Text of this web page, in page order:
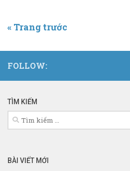
« Trang trước
FOLLOW:
TÌM KIẾM
Tìm
kiếm
BÀI VIẾT MỚI